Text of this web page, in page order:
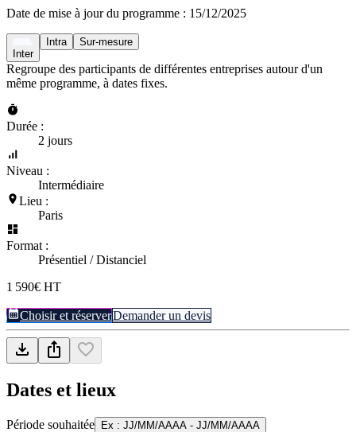
Date de mise à jour du programme : 15/12/2025
Inter
Intra Sur-mesure
Regroupe des participants de différentes entreprises autour d'un
même programme, à dates fixes.
Durée :
2 jours
Niveau :
Intermédiaire
Lieu :
Paris
Format :
Présentiel / Distanciel
1 590€ HT
Choisir et réserverDemander un devis
Dates et lieux
Période souhaitée Ex : JJ/MM/AAAA - JJ/MM/AAAA